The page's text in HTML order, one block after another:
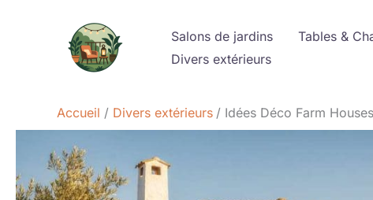
Salons de jardins Tables &
Divers extérieurs
Accueil Divers extérieurs Idées Déco Farm